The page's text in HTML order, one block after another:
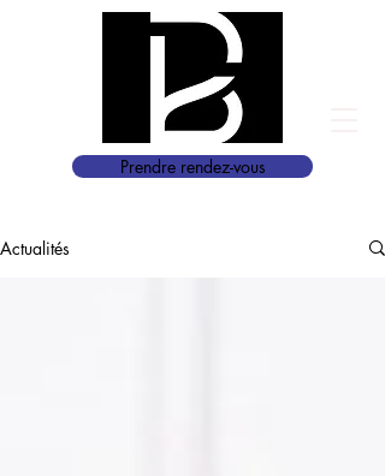
Prendre rendez-vous
Actualités